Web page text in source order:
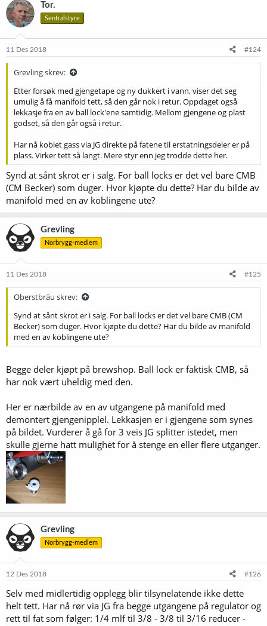
Tor.
Sentralstyre
11 Des 2018 #124
Grevling skrev:
Etter forsøk med gjengetape og ny dukkert i vann, viser det seg
umulig å få manifold tett, så den går nok i retur. Oppdaget også
lekkasje fra en av ball lock'ene samtidig. Mellom gjengene og plast
godset, så den går også i retur.
Har nå koblet gass via JG direkte på fatene til erstatningsdeler er på
plass. Virker tett så langt. Mere styr enn jeg trodde dette her.
Synd at sånt skrot er i salg. For ball locks er det vel bare CMB
(CM Becker) som duger. Hvor kjøpte du dette? Har du bilde av
manifold med en av koblingene ute?
Grevling
Norbrygg-medlem
11 Des 2018 #125
Oberstbräu skrev:
Synd at sånt skrot er i salg. For ball locks er det vel bare CMB (CM
Becker) som duger. Hvor kjøpte du dette? Har du bilde av manifold
med en av koblingene ute?
Begge deler kjøpt på brewshop. Ball lock er faktisk CMB, så
har nok vært uheldig med den.
Her er nærbilde av en av utgangene på manifold med
demontert gjengenipplel. Lekkasjen er i gjengene som synes
på bildet. Vurderer å gå for 3 veis JG splitter istedet, men
skulle gjerne hatt mulighet for å stenge en eller flere utganger.
Grevling
Norbrygg-medlem
12 Des 2018 #126
Selv med midlertidig opplegg blir tilsynelatende ikke dette
helt tett. Har nå rør via JG fra begge utgangene på regulator og
rett til fat som følger: 1/4 mlf til 3/8 - 3/8 til 3/16 reducer -